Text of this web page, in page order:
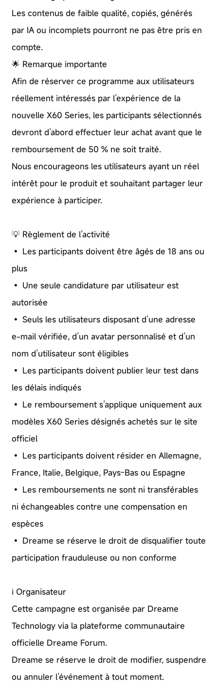
Les contenus de faible qualité, copiés, générés
par IA ou incomplets pourront ne pas être pris en
compte.
🌟 Remarque importante
Afin de réserver ce programme aux utilisateurs
réellement intéressés par l’expérience de la
nouvelle X60 Series, les participants sélectionnés
devront d’abord effectuer leur achat avant que le
remboursement de 50 % ne soit traité.
Nous encourageons les utilisateurs ayant un réel
intérêt pour le produit et souhaitant partager leur
expérience à participer.
💡 Règlement de l’activité
• Les participants doivent être âgés de 18 ans ou
plus
• Une seule candidature par utilisateur est
autorisée
• Seuls les utilisateurs disposant d’une adresse
e-mail vérifiée, d’un avatar personnalisé et d’un
nom d’utilisateur sont éligibles
• Les participants doivent publier leur test dans
les délais indiqués
• Le remboursement s’applique uniquement aux
modèles X60 Series désignés achetés sur le site
officiel
• Les participants doivent résider en Allemagne,
France, Italie, Belgique, Pays-Bas ou Espagne
• Les remboursements ne sont ni transférables
ni échangeables contre une compensation en
espèces
• Dreame se réserve le droit de disqualifier toute
participation frauduleuse ou non conforme
ℹ Organisateur
Cette campagne est organisée par Dreame
Technology via la plateforme communautaire
officielle Dreame Forum.
Dreame se réserve le droit de modifier, suspendre
ou annuler l’événement à tout moment.